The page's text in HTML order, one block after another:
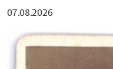
Meile erstreckt sich über
Grillspezialitäten mit
Varianten reicht das
07.08.2026